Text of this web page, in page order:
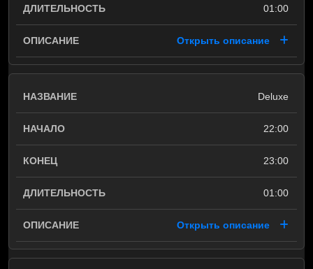
01:00
Открыть описание
Deluxe
22:00
23:00
01:00
Открыть описание